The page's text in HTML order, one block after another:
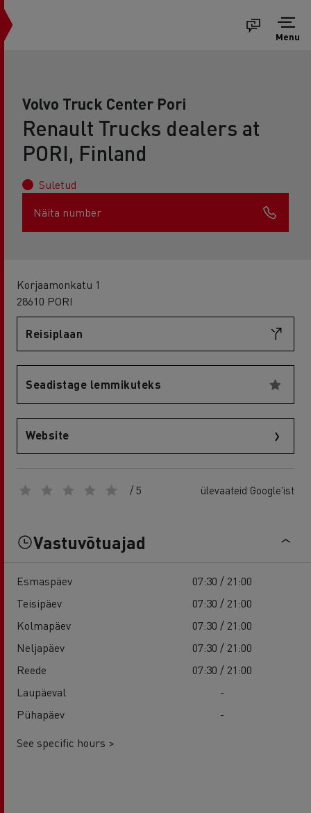
Menu
Volvo Truck Center Pori
Renault Trucks dealers at
PORI, Finland
Suletud
Näita number
Korjaamonkatu 1
28610 PORI
Reisiplaan
Seadistage lemmikuteks
Website
/ 5 ülevaateid Google'ist
Vastuvõtuajad
Esmaspäev
07:30 / 21:00
Teisipäev
07:30 / 21:00
Kolmapäev
07:30 / 21:00
Neljapäev
07:30 / 21:00
Reede
07:30 / 21:00
Laupäeval
-
Pühapäev
-
See specific hours >